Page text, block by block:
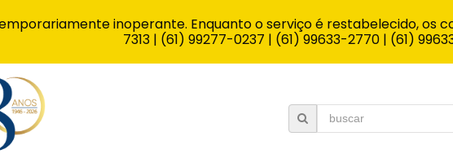
inoperante. Enquanto o serviço é restabelecido, os
7313 | (61) 99277-0237 | (61) 99633-2770 | (61)